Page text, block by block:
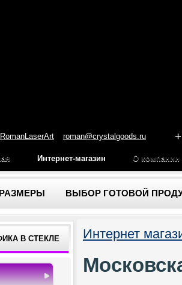
RomanLaserArt roman@crystalgoods.ru
Интернет-магазин О компании
ВЫБОР ГОТОВОЙ
В СТЕКЛЕ Интернет